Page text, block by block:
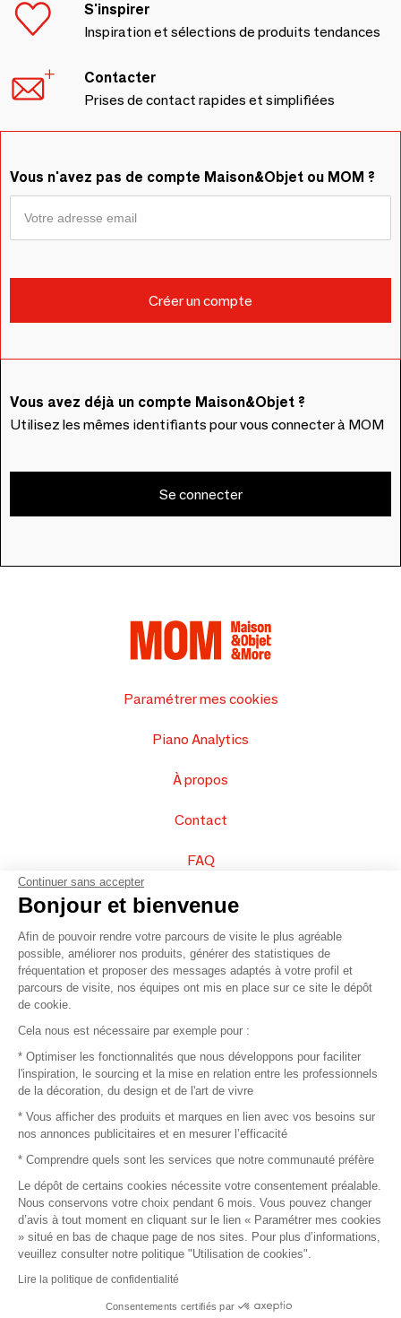
S'inspirer
Inspiration et sélections de produits tendances
Contacter
Prises de contact rapides et simplifiées
Vous n'avez pas de compte Maison&Objet ou MOM ?
Vous avez déjà un compte Maison&Objet ?
Utilisez les mêmes identifiants pour vous connecter à MOM
Se connecter
Paramétrer mes cookies
Piano Analytics
À propos
Contact
FAQ
Vendez vos produits
Plan du site
© 2016 –Organisation SAFI
Recrutement
Mentions légales
Conditions commerciales
Piano Analytics
Continuer sans accepter
Bonjour et bienvenue
Afin de pouvoir rendre votre parcours de visite le plus agréable
possible, améliorer nos produits, générer des statistiques de
fréquentation et proposer des messages adaptés à votre profil et
parcours de visite, nos équipes ont mis en place sur ce site le dépôt
de cookie.
Cela nous est nécessaire par exemple pour :
* Optimiser les fonctionnalités que nous développons pour faciliter
l'inspiration, le sourcing et la mise en relation entre les professionnels
de la décoration, du design et de l'art de vivre
* Vous afficher des produits et marques en lien avec vos besoins sur
nos annonces publicitaires et en mesurer l’efficacité
* Comprendre quels sont les services que notre communauté préfère
Le dépôt de certains cookies nécessite votre consentement préalable.
Nous conservons votre choix pendant 6 mois. Vous pouvez changer
d’avis à tout moment en cliquant sur le lien « Paramétrer mes cookies
» situé en bas de chaque page de nos sites. Pour plus d’informations,
veuillez consulter notre politique "Utilisation de cookies".
Lire la politique de confidentialité
Consentements certifiés par